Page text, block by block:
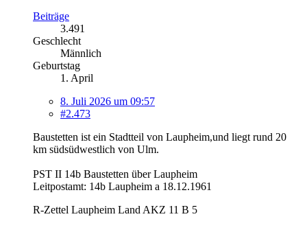
Beiträge
3.491
Geschlecht
Männlich
Geburtstag
1. April
8. Juli 2026 um 09:57
#2.473
Baustetten ist ein Stadtteil von Laupheim,und liegt rund 20
km südsüdwestlich von Ulm.
PST II 14b Baustetten über Laupheim
Leitpostamt: 14b Laupheim a 18.12.1961
R-Zettel Laupheim Land AKZ 11 B 5